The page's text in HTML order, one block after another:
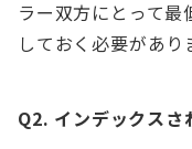
ラー双方にとって
しておく必要があり
Q2. インデックスさ